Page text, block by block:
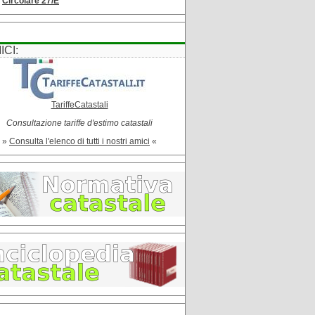
TariffeCatastali
Consultazione tariffe d'estimo catastali
» Consulta l'elenco di tutti i nostri amici «